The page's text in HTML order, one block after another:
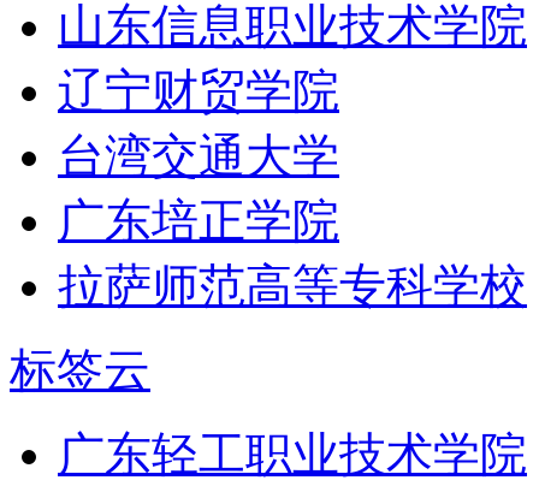
山东信息职业技术学院
辽宁财贸学院
台湾交通大学
广东培正学院
拉萨师范高等专科学校
标签云
广东轻工职业技术学院